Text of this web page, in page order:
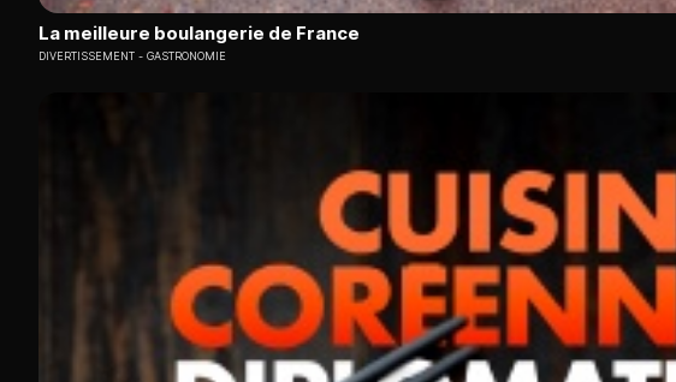
La meilleure boulangerie de France
DIVERTISSEMENT GASTRONOMIE